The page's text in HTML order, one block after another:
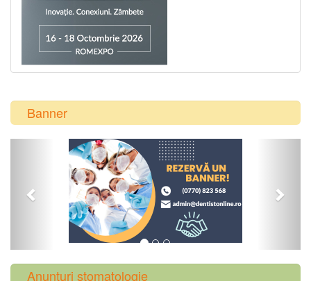
Banner
Previous
Anunturi stomatologie